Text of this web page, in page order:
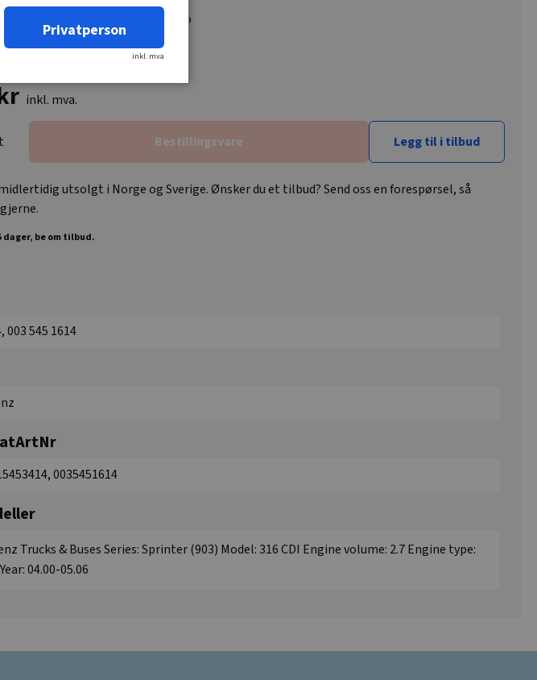
glødeplugg diam. 4 & 4mm, n/o
inkl. mva.
Bestillingsvare Legg til i tilbud
utsolgt i Norge og Sverige. Ønsker du et tilbud? Send oss en forespørsel, så
dager, be om tilbud.
003 545 1614
0035451614
Trucks & Buses Series: Sprinter (903) Model: 316 CDI Engine volume: 2.7 Engine type:
04.00-05.06
Privatperson
inkl. mva